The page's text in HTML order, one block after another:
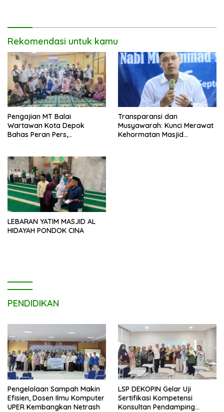
Rekomendasi untuk kamu
Pengajian MT Balai
Wartawan Kota Depok
Bahas Peran Pers,
Transparansi dan
Musyawarah: Kunci Merawat
Kehormatan Masjid
LEBARAN YATIM MASJID AL
HIDAYAH PONDOK CINA
PENDIDIKAN
Pengelolaan Sampah Makin
Efisien, Dosen Ilmu Komputer
UPER Kembangkan Netrash
LSP DEKOPIN Gelar Uji
Sertifikasi Kompetensi
Konsultan Pendamping